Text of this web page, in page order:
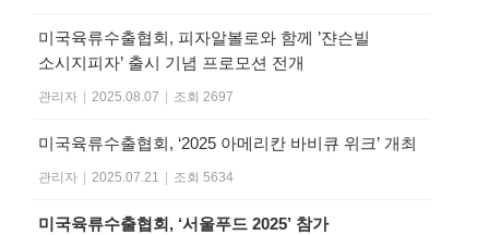
미국육류수출협회, 피자알볼로와 함께 ’쟌슨빌
소시지피자’ 출시 기념 프로모션 전개
관리자 | 2025.08.07 | 조회 2697
미국육류수출협회, ‘2025 아메리칸 바비큐 위크’ 개최
관리자 | 2025.07.21 | 조회 5634
미국육류수출협회, ‘서울푸드 2025’ 참가